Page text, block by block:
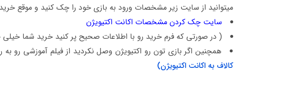
میتوانید از سایت زیر مشخصات ورود به بازی خود را چک کنید و موقع
سایت چک کردن مشخصات اکانت اکتیویژن
( در صورتی که فرم خرید رو با اطلاعات صحیح پر کنید خرید شما خیلی
همچنین اگر بازی تون رو اکتیویژن وصل نکردید از فیلم آموزشی رو به
کالاف به اکانت اکتیویژن)